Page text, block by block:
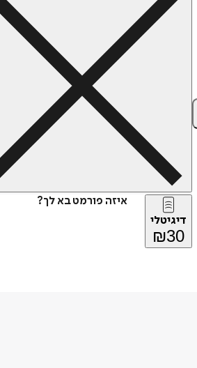
איזה פורמט בא לך?
דיגיטלי
₪30